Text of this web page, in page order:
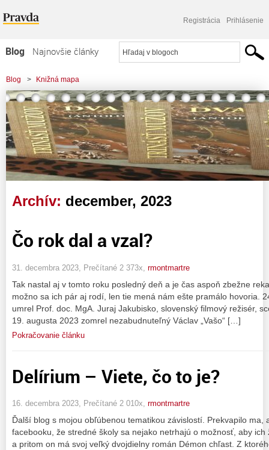
Registrácia Prihlásenie
Blog
Najnovšie články
Najčítanejšie články
Najkomentovanejšie články
Zoznam blogov
Komerčné blogy
Blog > Knižná mapa
Archív: december, 2023
Čo rok dal a vzal?
31. decembra 2023, Prečítané 2 373x, rmontmartre
Tak nastal aj v tomto roku posledný deň a je čas aspoň zbežne
možno sa ich pár aj rodí, len tie mená nám ešte pramálo hovoria.
umrel Prof. doc. MgA. Juraj Jakubisko, slovenský filmový režisér,
19. augusta 2023 zomrel nezabudnuteľný Václav „Vašo“ […]
Pokračovanie článku
Delírium – Viete, čo to je?
16. decembra 2023, Prečítané 2 010x, rmontmartre
Ďalší blog s mojou obľúbenou tematikou závislostí. Prekvapilo ma,
facebooku, že stredné školy sa nejako netrhajú o možnosť, aby
a pritom on má svoj veľký dvojdielny román Démon chľast. Z